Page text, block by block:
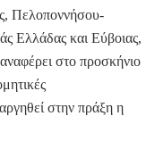
Πελοποννήσου-
Ελλάδας και Εύβοιας,
στο προσκήνιο
στην πράξη η